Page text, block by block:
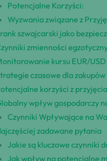
Potencjalne Korzyści:
Wyzwania związane z
szwajcarski jako
zmienności
kursu EUR/USD
czasowe dla zakupów
korzyści z
wpływ gospodarczy
Czynniki Wpływające na
zadawane pytania
Jakie są kluczowe czynniki
Jak wpływ na potencjalne